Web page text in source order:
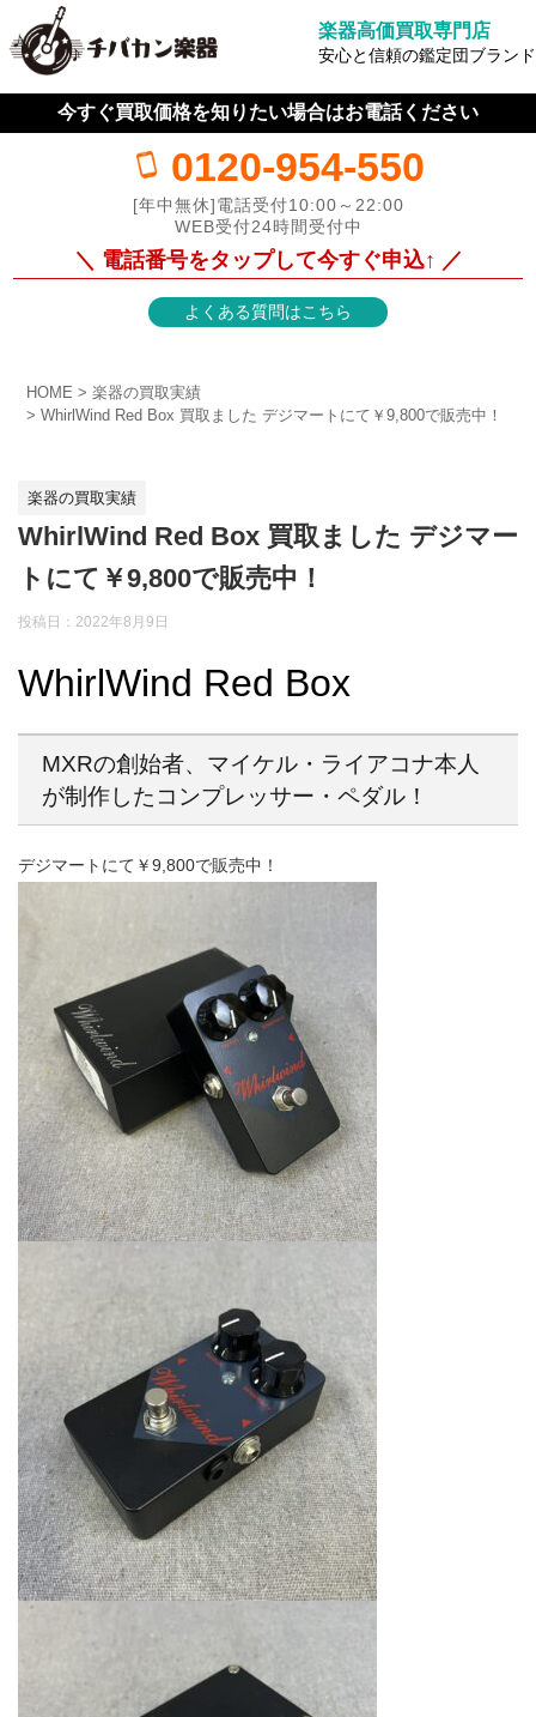
楽器高価買取専門店
安心と信頼の鑑定団ブランド
今すぐ買取価格を知りたい場合はお電話ください
0120-954-550
[年中無休]電話受付10:00～22:00
WEB受付24時間受付中
＼ 電話番号をタップして今すぐ申込↑ ／
よくある質問はこちら
HOME
楽器の買取実績
WhirlWind Red Box 買取ました デジマートにて￥9,800で販売中！
楽器の買取実績
WhirlWind Red Box 買取ました デジマー
トにて￥9,800で販売中！
投稿日： 2022年8月9日
WhirlWind Red Box
MXRの創始者、マイケル・ライアコナ本人
が制作したコンプレッサー・ペダル！
デジマートにて￥9,800で販売中！